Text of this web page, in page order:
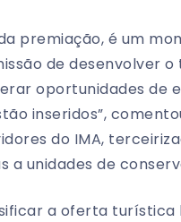
premiação, é um
de desenvolver
oportunidades de
inseridos”,
do IMA,
unidades de
a oferta